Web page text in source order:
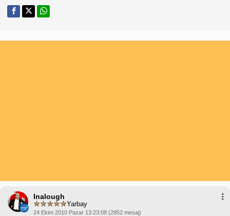
Inalough
Yarbay
24 Ekim 2010 Pazar 13:23:08 (2852 mesaj)